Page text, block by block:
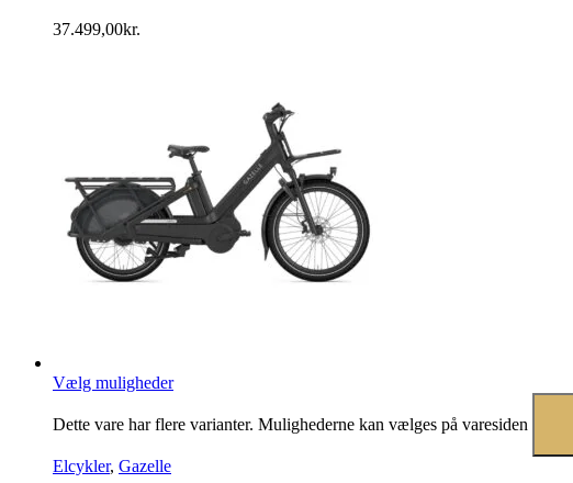
37.499,00kr.
Vælg muligheder
Dette vare har flere varianter. Mulighederne kan vælges på varesiden
Elcykler, Gazelle